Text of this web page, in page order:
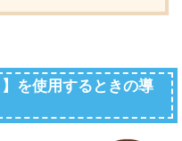
を使用するときの導